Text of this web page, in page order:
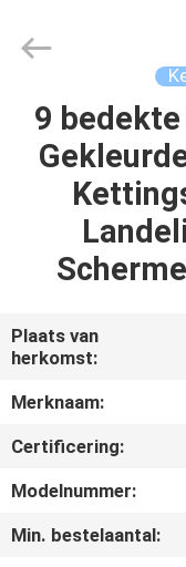
HUIS
PRODUCTEN
ONGEVEER
FABRIEKSREIS
CONTACTEER
ONS
Reserved.
9
Plaats van
herkomst:
Merknaam:
Certificering:
Modelnummer:
Min. bestelaantal: